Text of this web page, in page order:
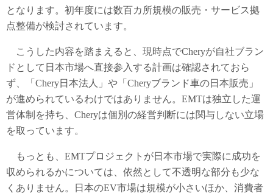
となります。初年度には数百カ所規模の販売・サービス拠
点整備が検討されています。
こうした内容を踏まえると、現時点でCheryが自社ブラン
ドとして日本市場へ直接参入する計画は確認されておら
ず、「Chery日本法人」や「Cheryブランド車の日本販売」
が進められているわけではありません。EMTは独立した運
営体制を持ち、Cheryは個別の経営判断には関与しない立場
を取っています。
もっとも、EMTプロジェクトが日本市場で実際に成功を
収められるかについては、依然として不透明な部分も少な
くありません。日本のEV市場は規模が小さいほか、消費者